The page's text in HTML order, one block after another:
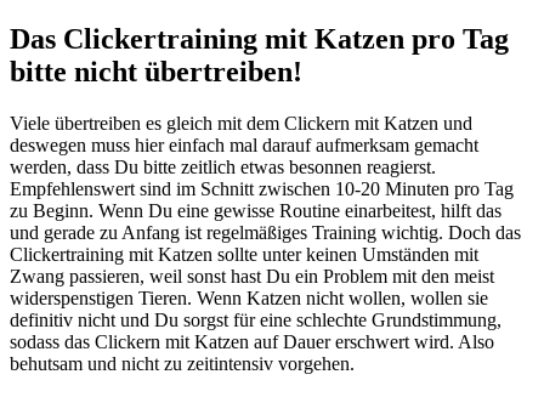
Das Clickertraining mit Katzen pro Tag
bitte nicht übertreiben!
Viele übertreiben es gleich mit dem Clickern mit Katzen und
deswegen muss hier einfach mal darauf aufmerksam gemacht
werden, dass Du bitte zeitlich etwas besonnen reagierst.
Empfehlenswert sind im Schnitt zwischen 10-20 Minuten pro Tag
zu Beginn. Wenn Du eine gewisse Routine einarbeitest, hilft das
und gerade zu Anfang ist regelmäßiges Training wichtig. Doch das
Clickertraining mit Katzen sollte unter keinen Umständen mit
Zwang passieren, weil sonst hast Du ein Problem mit den meist
widerspenstigen Tieren. Wenn Katzen nicht wollen, wollen sie
definitiv nicht und Du sorgst für eine schlechte Grundstimmung,
sodass das Clickern mit Katzen auf Dauer erschwert wird. Also
behutsam und nicht zu zeitintensiv vorgehen.